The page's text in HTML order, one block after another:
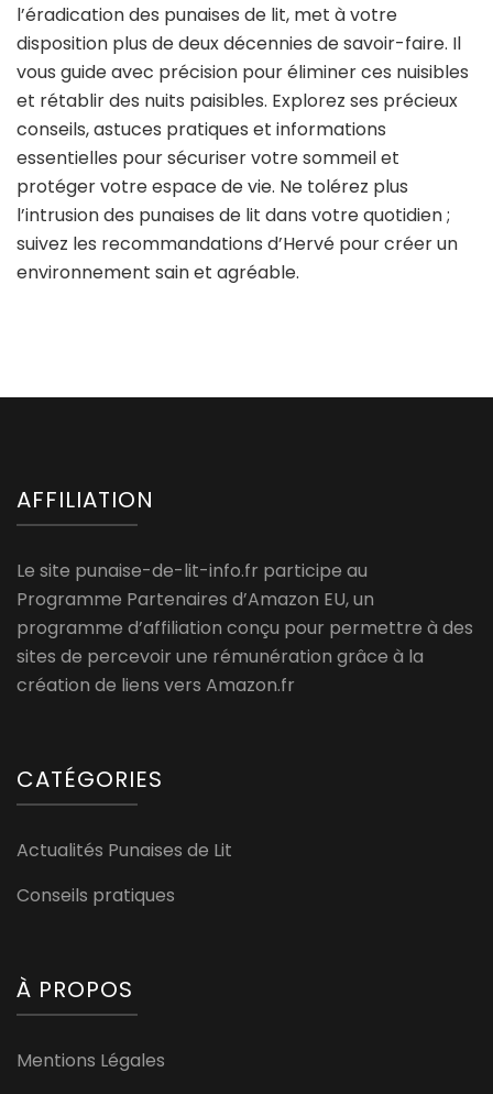
l’éradication des punaises de lit, met à votre
disposition plus de deux décennies de savoir-faire. Il
vous guide avec précision pour éliminer ces nuisibles
et rétablir des nuits paisibles. Explorez ses précieux
conseils, astuces pratiques et informations
essentielles pour sécuriser votre sommeil et
protéger votre espace de vie. Ne tolérez plus
l’intrusion des punaises de lit dans votre quotidien ;
suivez les recommandations d’Hervé pour créer un
environnement sain et agréable.
AFFILIATION
Le site punaise-de-lit-info.fr participe au
Programme Partenaires d’Amazon EU, un
programme d’affiliation conçu pour permettre à des
sites de percevoir une rémunération grâce à la
création de liens vers Amazon.fr
CATÉGORIES
Actualités Punaises de Lit
Conseils pratiques
À PROPOS
Mentions Légales